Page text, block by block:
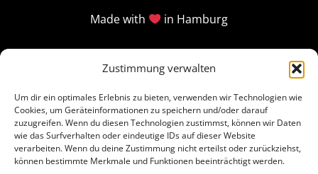
Zustimmung verwalten
Um dir ein optimales Erlebnis zu bieten, verwenden wir Technologien wie
Cookies, um Geräteinformationen zu speichern und/oder darauf
zuzugreifen. Wenn du diesen Technologien zustimmst, können wir Daten
wie das Surfverhalten oder eindeutige IDs auf dieser Website
verarbeiten. Wenn du deine Zustimmung nicht erteilst oder zurückziehst,
können bestimmte Merkmale und Funktionen beeinträchtigt werden.
Made with in Hamburg